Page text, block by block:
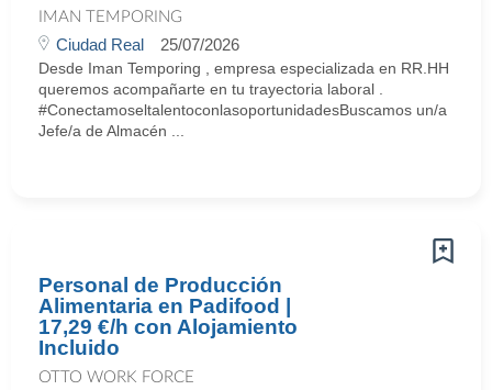
IMAN TEMPORING
Ciudad Real 25/07/2026
Desde Iman Temporing , empresa especializada en RR.HH
queremos acompañarte en tu trayectoria laboral .
#ConectamoseltalentoconlasoportunidadesBuscamos un/a
Jefe/a de Almacén ...
Personal de Producción
Alimentaria en Padifood |
17,29 €/h con Alojamiento
Incluido
OTTO WORK FORCE